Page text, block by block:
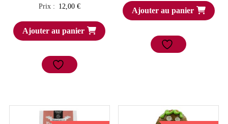
Prix : 12,00 €
Ajouter au panier
Ajouter au panier